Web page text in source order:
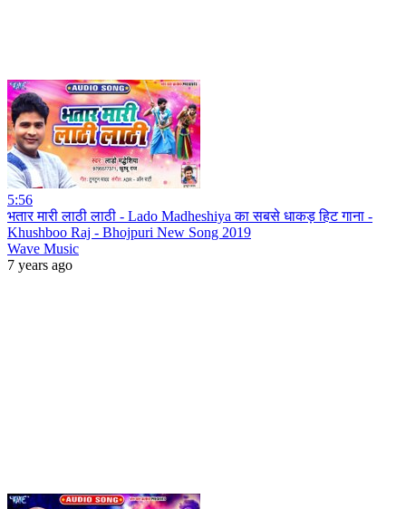
5:56
भतार मारी लाठी लाठी - Lado Madheshiya का सबसे धाकड़ हिट गाना -
Khushboo Raj - Bhojpuri New Song 2019
Wave Music
7 years ago